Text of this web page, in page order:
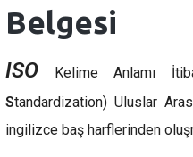
Belgesi
ISO Kelime Anlamı
Standardization) Uluslar
ingilizce baş harflerinden